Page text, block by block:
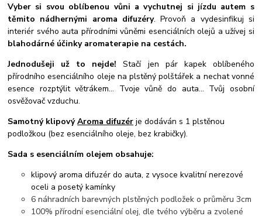
Vyber si svou oblíbenou vůni a vychutnej si jízdu autem s
těmito nádhernými aroma difuzéry. Provoň a vydesinfikuj si
interiér svého auta přírodními vůněmi esenciálních olejů a užívej si
blahodárné účinky aromaterapie na cestách.
Jednodušeji už to nejde!Stačí jen pár kapek oblíbeného
přírodního esenciálního oleje na plstěný polštářek a nechat vonné
esence rozptýlit větrákem... Tvoje vůně do auta... Tvůj osobní
osvěžovač vzduchu.
Samotný klipovýAroma difuzér je dodáván s 1 plstěnou
podložkou (bez esenciálního oleje, bez krabičky).
Sada s esenciálním olejem obsahuje:
klipový aroma difuzér do auta, z vysoce kvalitní nerezové
oceli a posetý kamínky
6 náhradních barevných plstěných podložek o průměru 3cm
100% přírodní esenciální olej, dle tvého výběru a zvolené